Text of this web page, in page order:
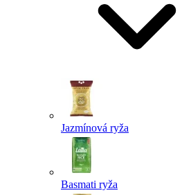
Jazmínová ryža
Basmati ryža